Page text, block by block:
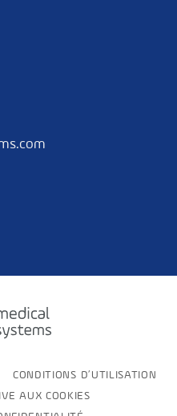
CONDITIONS D’UTILISATION
AUX COOKIES